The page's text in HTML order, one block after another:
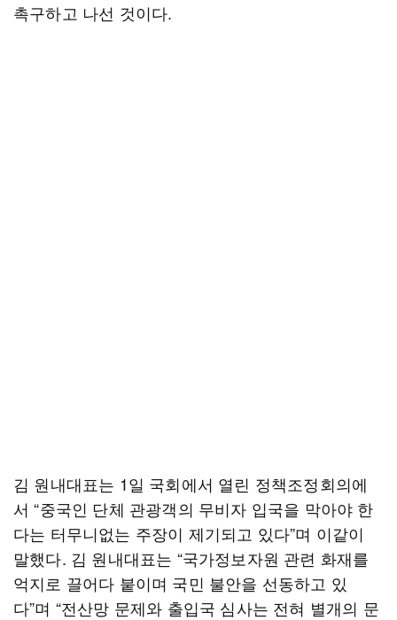
촉구하고 나선 것이다.
김 원내대표는 1일 국회에서 열린 정책조정회의에
서 “중국인 단체 관광객의 무비자 입국을 막아야 한
다는 터무니없는 주장이 제기되고 있다”며 이같이
말했다. 김 원내대표는 “국가정보자원 관련 화재를
억지로 끌어다 붙이며 국민 불안을 선동하고 있
다”며 “전산망 문제와 출입국 심사는 전혀 별개의 문